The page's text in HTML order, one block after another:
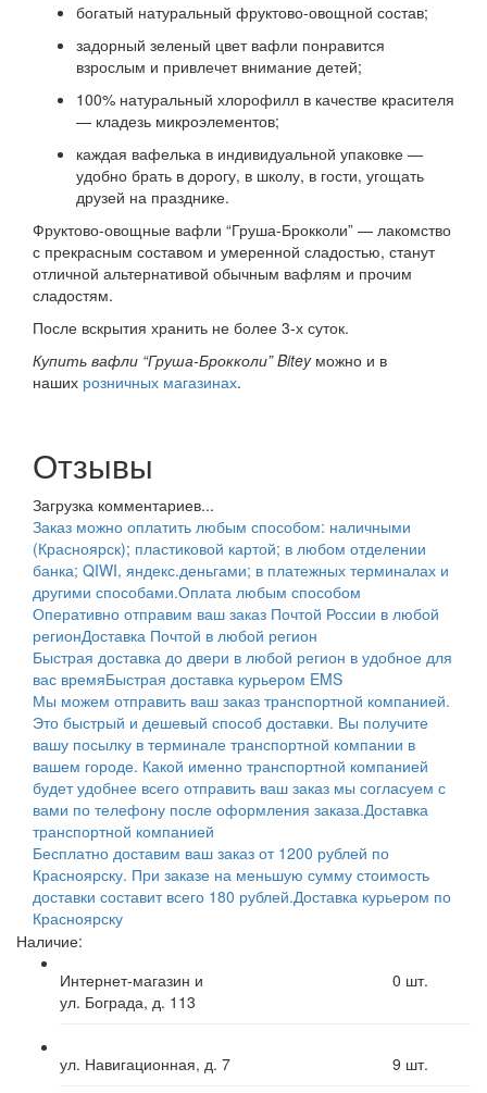
богатый натуральный фруктово-овощной состав;
задорный зеленый цвет вафли понравится
взрослым и привлечет внимание детей;
100% натуральный хлорофилл в качестве красителя
— кладезь микроэлементов;
каждая вафелька в индивидуальной упаковке —
удобно брать в дорогу, в школу, в гости, угощать
друзей на празднике.
Фруктово-овощные вафли “Груша-Брокколи” — лакомство
с прекрасным составом и умеренной сладостью, станут
отличной альтернативой обычным вафлям и прочим
сладостям.
После вскрытия хранить не более 3-х суток.
Купить вафли “Груша-Брокколи” Biteyможно и в
наших розничных магазинах.
Отзывы
Загрузка комментариев...
Заказ можно оплатить любым способом: наличными
(Красноярск); пластиковой картой; в любом отделении
банка; QIWI, яндекс.деньгами; в платежных терминалах и
другими способами.Оплата любым способом
Оперативно отправим ваш заказ Почтой России в любой
регионДоставка Почтой в любой регион
Быстрая доставка до двери в любой регион в удобное для
вас времяБыстрая доставка курьером EMS
Мы можем отправить ваш заказ транспортной компанией.
Это быстрый и дешевый способ доставки. Вы получите
вашу посылку в терминале транспортной компании в
вашем городе. Какой именно транспортной компанией
будет удобнее всего отправить ваш заказ мы согласуем с
вами по телефону после оформления заказа.Доставка
транспортной компанией
Бесплатно доставим ваш заказ от 1200 рублей по
Красноярску. При заказе на меньшую сумму стоимость
доставки составит всего 180 рублей.Доставка курьером по
Красноярску
Наличие:
Интернет-магазин и
ул. Бограда, д. 113
0 шт.
ул. Навигационная, д. 7 9 шт.